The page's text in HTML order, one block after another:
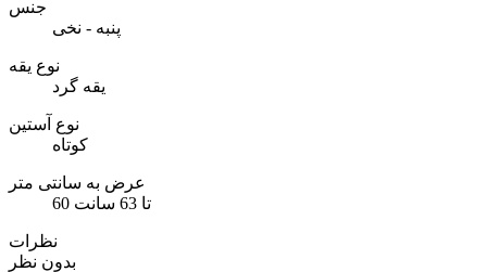
جنس
پنبه - نخی
نوع یقه
یقه گرد
نوع آستین
کوتاه
عرض به سانتی متر
60 تا 63 سانت
نظرات
بدون نظر